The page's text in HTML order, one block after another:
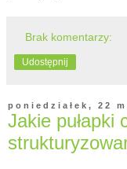
Brak komentarzy:
Udostępnij
poniedziałek, 22
Jakie pułapki